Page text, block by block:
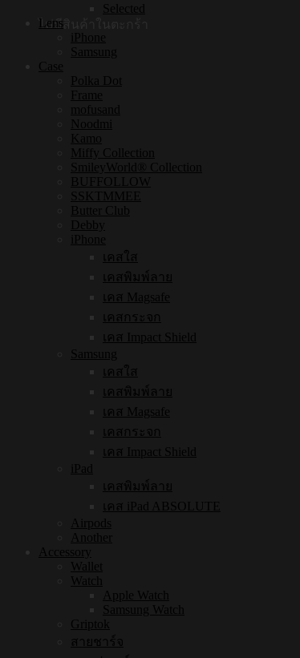
ไม่มีสินค้าในตะกร้า
Selected
Lens
iPhone
Samsung
Case
Polka Dot
Frame
mofusand
Noodmi
Kamo
Miffy Collection
SmileyWorld® Collection
BUFFOLLOW
SSKTMMEE
Butter Club
Debby
iPhone
เคสใส
เคสพิมพ์ลาย
เคส Magsafe
เคสกระจก
เคส Impact Shield
Samsung
เคสใส
เคสพิมพ์ลาย
เคส Magsafe
เคสกระจก
เคส Impact Shield
iPad
เคสพิมพ์ลาย
เคส iPad ABSOLUTE
Airpods
Another
Accessory
Wallet
Watch
Apple Watch
Samsung Watch
Griptok
สายชาร์จ